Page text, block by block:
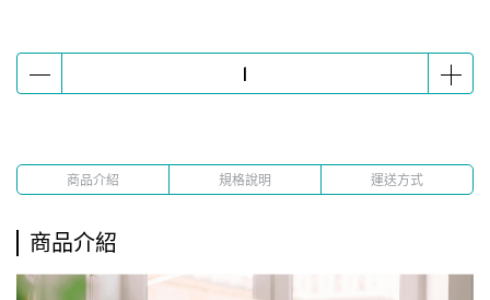
商品介紹 規格說明 運送方式
商品介紹